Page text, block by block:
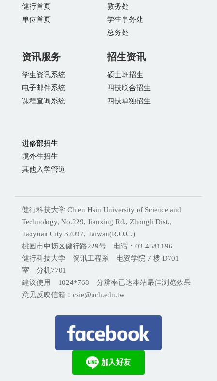
健行首页
单位首页
教务处
学生事务处
总务处
资讯服务
学生资讯系统
电子邮件系统
课程查询系统
招生资讯
硕士班招生
四技联合招生
四技单独招生
进修部招生
境外生招生
其他入学管道
健行科技大学 Chien Hsin University of Science and
Technology, No.229, Jianxing Rd., Zhongli Dist.,
Taoyuan City 32097, Taiwan(R.O.C.)
桃园市中坜区健行路229号 电话：03-4581196
健行科技大学 资讯工程系 电资学院 7 楼 D701
室 分机7701
建议使用 1024*768 分辨率已达本站最佳浏览效果
意见反映信箱：csie@uch.edu.tw